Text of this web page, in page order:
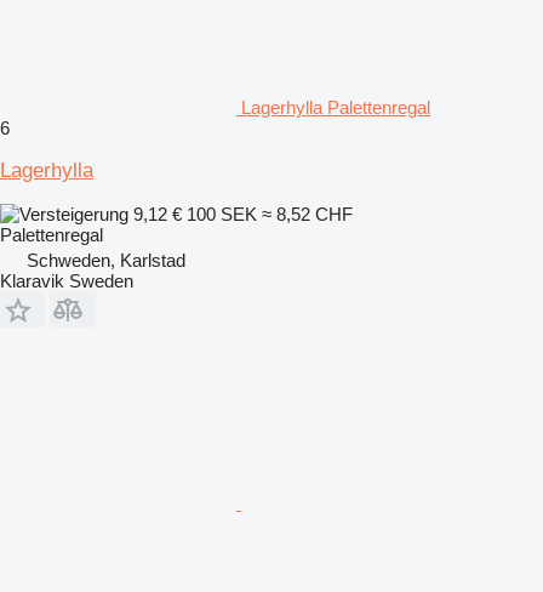
Lagerhylla Palettenregal
6
Lagerhylla
9,12 € 100 SEK ≈ 8,52 CHF
Palettenregal
Schweden, Karlstad
Klaravik Sweden